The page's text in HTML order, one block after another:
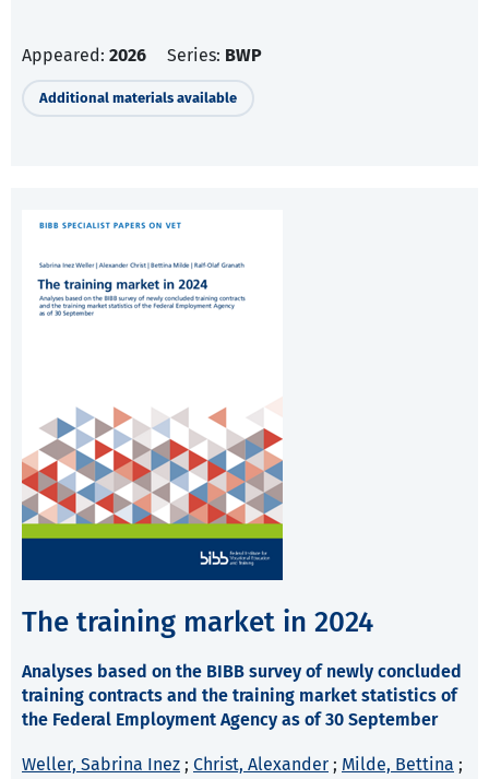
Appeared: 2026 Series: BWP
Additional materials available
The training market in 2024
Analyses based on the BIBB survey of newly concluded
training contracts and the training market statistics of
the Federal Employment Agency as of 30 September
Weller, Sabrina Inez ; Christ, Alexander ; Milde, Bettina ;